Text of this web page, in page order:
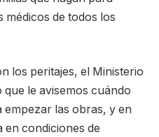
de todos los
los peritajes, el Ministerio
le avisemos cuándo
las obras, y en
en condiciones de